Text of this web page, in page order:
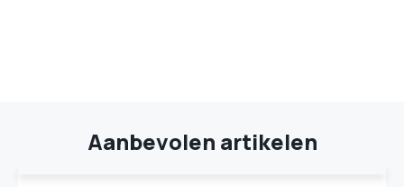
Aanbevolen artikelen